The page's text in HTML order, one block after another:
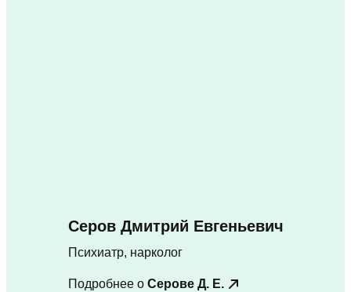
Серов Дмитрий Евгеньевич
Психиатр, нарколог
Подробнее о Серове Д. Е.